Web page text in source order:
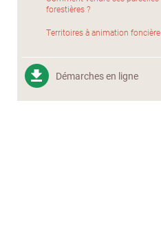
forestières ?
Territoires à animation foncière
Démarches en ligne